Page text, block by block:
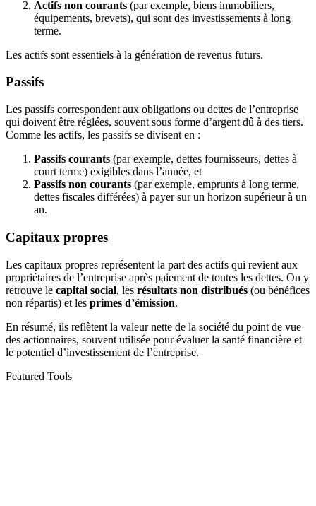
Actifs non courants (par exemple, biens immobiliers,
équipements, brevets), qui sont des investissements à long
terme.
Les actifs sont essentiels à la génération de revenus futurs.
Passifs
Les passifs correspondent aux obligations ou dettes de l’entreprise
qui doivent être réglées, souvent sous forme d’argent dû à des tiers.
Comme les actifs, les passifs se divisent en :
Passifs courants (par exemple, dettes fournisseurs, dettes à
court terme) exigibles dans l’année, et
Passifs non courants (par exemple, emprunts à long terme,
dettes fiscales différées) à payer sur un horizon supérieur à un
an.
Capitaux propres
Les capitaux propres représentent la part des actifs qui revient aux
propriétaires de l’entreprise après paiement de toutes les dettes. On y
retrouve le capital social, les résultats non distribués (ou bénéfices
non répartis) et les primes d’émission.
En résumé, ils reflètent la valeur nette de la société du point de vue
des actionnaires, souvent utilisée pour évaluer la santé financière et
le potentiel d’investissement de l’entreprise.
Featured Tools